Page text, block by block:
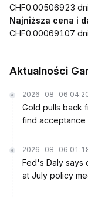
CHF0.00506923
Najniższa cena i
CHF0.00069107
Aktualności
2026-08-06
Gold pulls back
find
2026-08-06
Fed's Daly says
at July policy